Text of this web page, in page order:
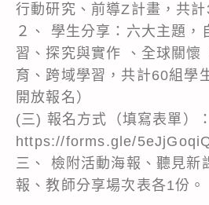
行動研究、前導Z計畫，共計
２、 學生分享：六大主題，
習、探究與實作 、全球關懷
育、跨域學習，共計60組學
開放報名）
(三) 報名方式（填寫表單）：
https://forms.gle/
三、 檢附活動海報、聽見新
報、教師分享場次表各1份。